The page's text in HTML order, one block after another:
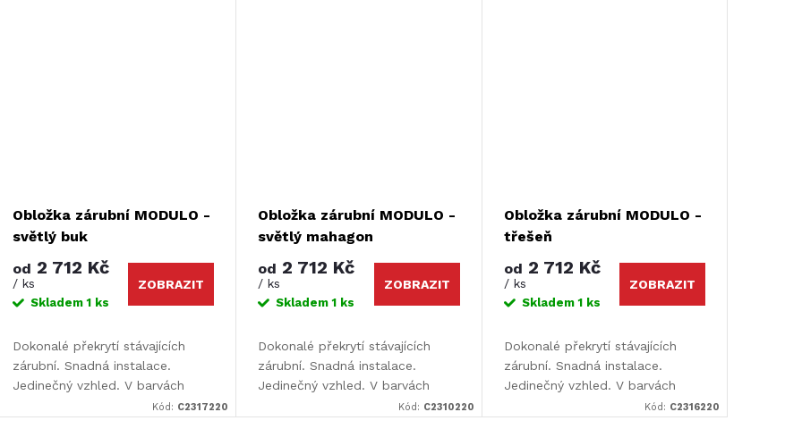
Obložka zárubní MODULO -
světlý buk
od 2 712 Kč
/ ks
Skladem1 ks
ZOBRAZIT
Dokonalé překrytí stávajících
zárubní. Snadná instalace.
Jedinečný vzhled. V barvách
Design i Color. Určeno pro dveře
Kód: C2317220
Obložka zárubní MODULO -
světlý mahagon
od 2 712 Kč
/ ks
Skladem1 ks
ZOBRAZIT
Dokonalé překrytí stávajících
zárubní. Snadná instalace.
Jedinečný vzhled. V barvách
Design i Color. Určeno pro dveře
Kód: C2310220
Obložka zárubní MODULO -
třešeň
od 2 712 Kč
/ ks
Skladem1 ks
ZOBRAZIT
Dokonalé překrytí stávajících
zárubní. Snadná instalace.
Jedinečný vzhled. V barvách
Design i Color. Určeno pro dveře
Kód: C2316220